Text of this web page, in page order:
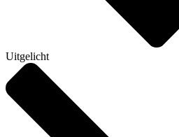
Uitgelicht